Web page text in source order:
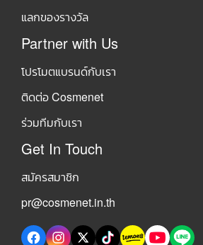
แลกของรางวัล
Partner with Us
โปรโมตแบรนด์กับเรา
ติดต่อ Cosmenet
ร่วมทีมกับเรา
Get In Touch
สมัครสมาชิก
pr@cosmenet.in.th